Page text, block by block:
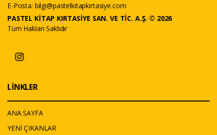
E-Posta: bilgi@pastelkitapkirtasiye.com
PASTEL KİTAP KIRTASİYE SAN. VE TİC. A.Ş. © 2026
Tüm Hakları Saklıdır
LİNKLER
ANA SAYFA
YENİ ÇIKANLAR